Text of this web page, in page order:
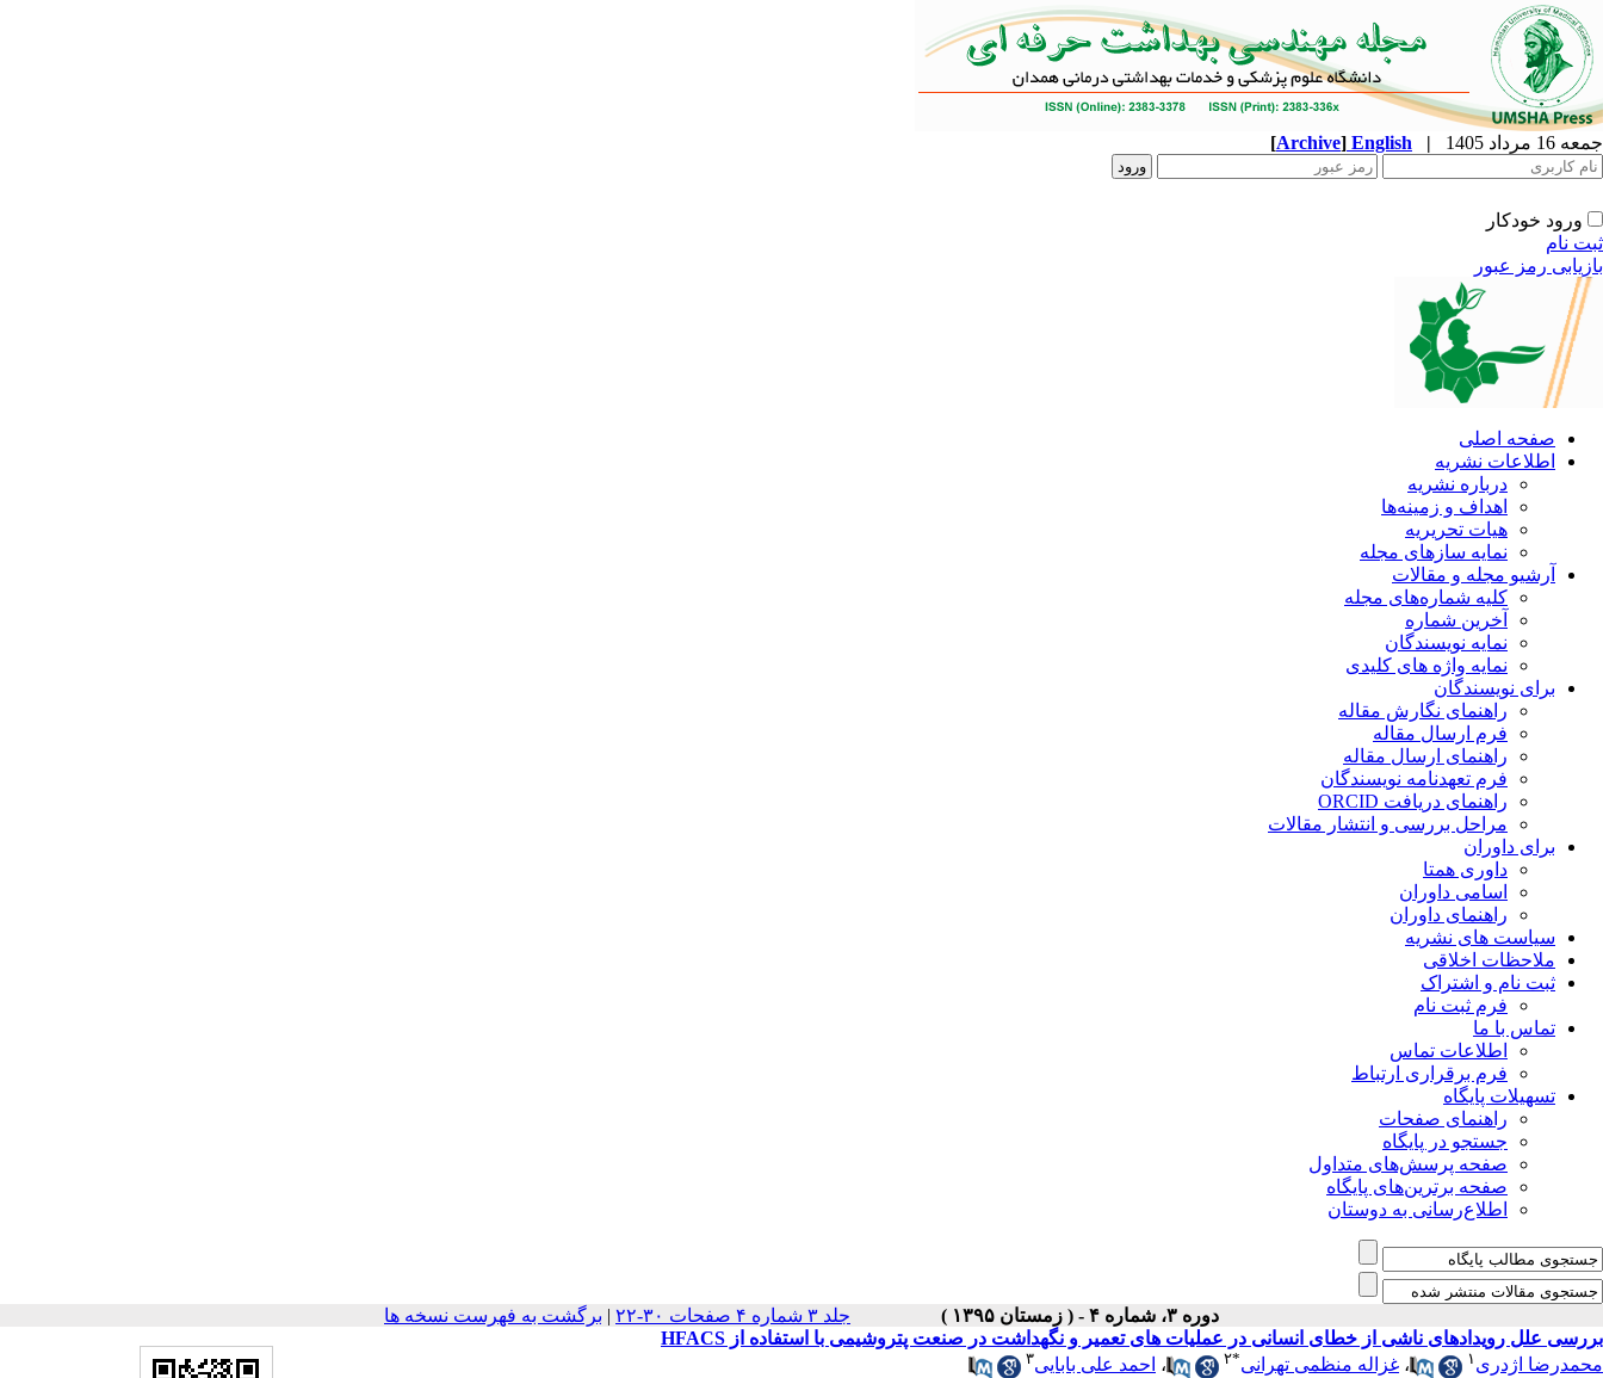
جمعه 16 مرداد 1405 |
English
[Archive]
ورود خودکار
ثبت نام
بازیابی رمز عبور
صفحه اصلی
اطلاعات نشریه
درباره نشریه
اهداف و زمینه‌ها
هیات تحریریه
نمایه سازهای مجله
آرشیو مجله و مقالات
کلیه شماره‌های مجله
آخرین شماره
نمایه نویسندگان
نمایه واژه های کلیدی
برای نویسندگان
راهنمای نگارش مقاله
فرم ارسال مقاله
راهنمای ارسال مقاله
فرم تعهدنامه نویسندگان
راهنمای دریافت ORCID
مراحل بررسی و انتشار مقالات
برای داوران
داوری همتا
اسامی داوران
راهنمای داوران
سیاست های نشریه
ملاحظات اخلاقی
ثبت نام و اشتراک
فرم ثبت نام
تماس با ما
اطلاعات تماس
فرم برقراری ارتباط
تسهیلات پایگاه
راهنمای صفحات
جستجو در پایگاه
صفحه پرسش‌های متداول
صفحه برترین‌های پایگاه
اطلاع‌رسانی به دوستان
دوره ۳، شماره ۴ - ( زمستان ۱۳۹۵ ) جلد ۳ شماره ۴ صفحات ۳۰-۲۲ | برگشت به فهرست نسخه ها
بررسی علل رویدادهای ناشی از خطای انسانی در عملیات های تعمیر و نگهداشت در صنعت پتروشیمی با استفاده از HFACS
محمدرضا اژدری ۱ ، غزاله منظمی تهرانی*۲ ، احمد علی بابایی۳